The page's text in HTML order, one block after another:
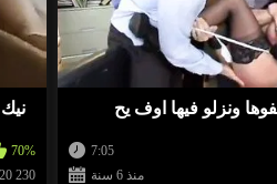
-35
وقف قبالة النطر. أعرف
70%
230
ونزلو فيها اوف يح
7:05
منذ 6 سنة